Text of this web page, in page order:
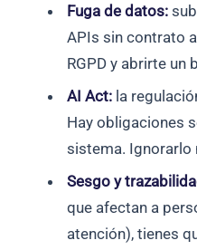
Fuga de datos:
APIs sin contrato
RGPD y abrirte un
AI Act: la
Hay obligaciones
sistema. Ignorarlo
Sesgo y
que afectan a
atención), tienes